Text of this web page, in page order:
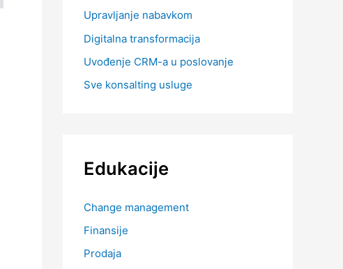
Upravljanje nabavkom
Digitalna transformacija
Uvođenje CRM-a u poslovanje
Sve konsalting usluge
Edukacije
Change management
Finansije
Prodaja